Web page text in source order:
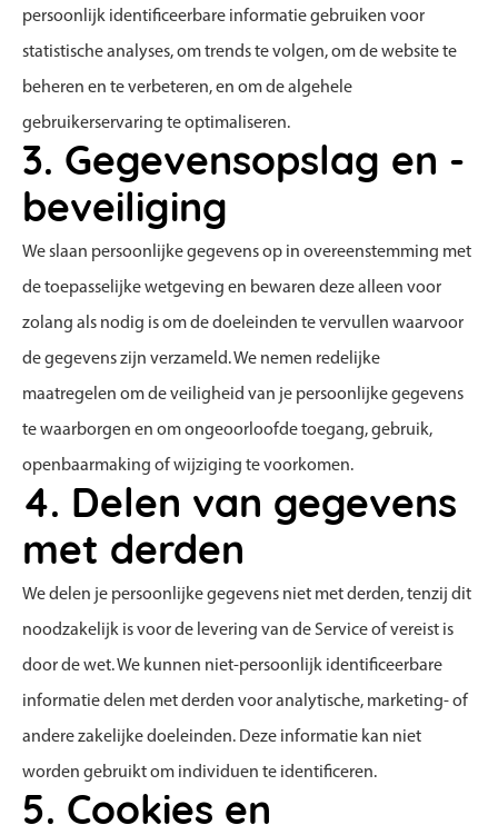
persoonlijk identificeerbare informatie gebruiken voor
statistische analyses, om trends te volgen, om de website te
beheren en te verbeteren, en om de algehele
gebruikerservaring te optimaliseren.
3. Gegevensopslag en -
beveiliging
We slaan persoonlijke gegevens op in overeenstemming met
de toepasselijke wetgeving en bewaren deze alleen voor
zolang als nodig is om de doeleinden te vervullen waarvoor
de gegevens zijn verzameld. We nemen redelijke
maatregelen om de veiligheid van je persoonlijke gegevens
te waarborgen en om ongeoorloofde toegang, gebruik,
openbaarmaking of wijziging te voorkomen.
4. Delen van gegevens
met derden
We delen je persoonlijke gegevens niet met derden, tenzij dit
noodzakelijk is voor de levering van de Service of vereist is
door de wet. We kunnen niet-persoonlijk identificeerbare
informatie delen met derden voor analytische, marketing- of
andere zakelijke doeleinden. Deze informatie kan niet
worden gebruikt om individuen te identificeren.
5. Cookies en